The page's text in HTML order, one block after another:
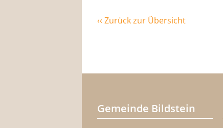
‹‹ Zurück zur Übersicht
Gemeinde Bildstein